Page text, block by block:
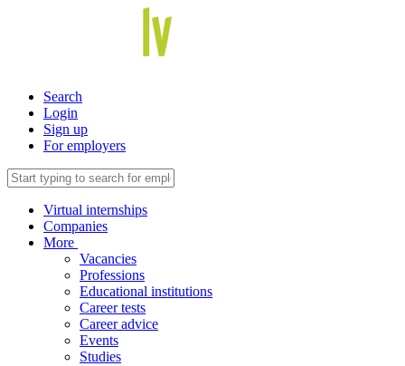
Search
Login
Sign up
For employers
Virtual internships
Companies
More
Vacancies
Professions
Educational institutions
Career tests
Career advice
Events
Studies